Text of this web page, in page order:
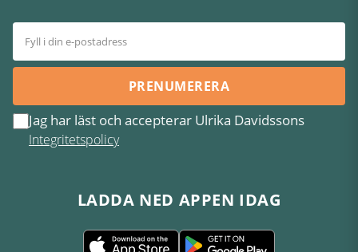
PRENUMERERA
Jag har läst och accepterar Ulrika Davidssons
Integritetspolicy
LADDA NED APPEN IDAG